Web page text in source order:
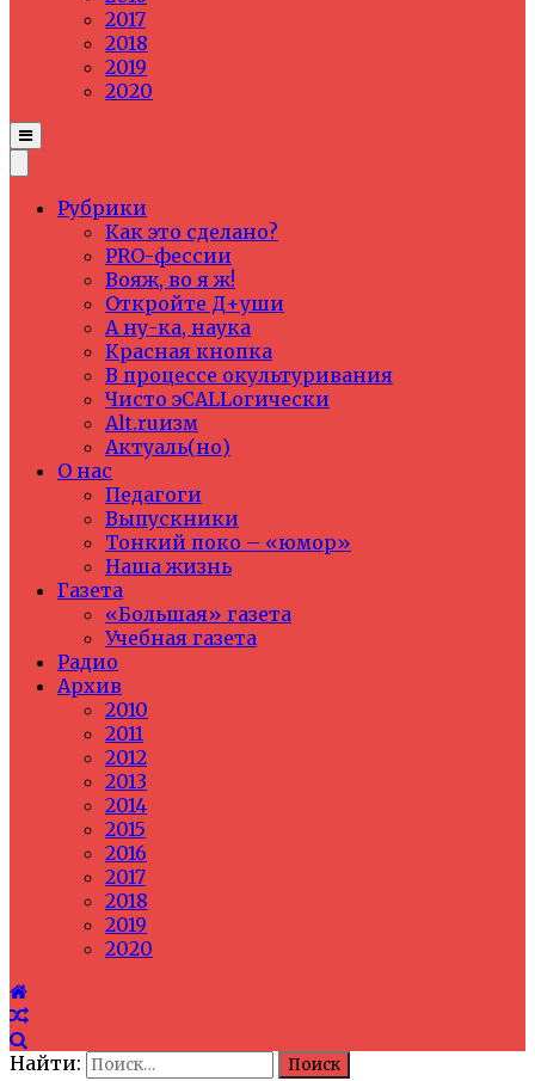
2017
2018
2019
2020
Рубрики
Как это сделано?
PRO-фессии
Вояж, во я ж!
Откройте Д+уши
А ну-ка, наука
Красная кнопка
В процессе окультуривания
Чисто эCALLогически
Alt.ruизм
Актуаль(но)
О нас
Педагоги
Выпускники
Тонкий поко – «юмор»
Наша жизнь
Газета
«Большая» газета
Учебная газета
Радио
Архив
2010
2011
2012
2013
2014
2015
2016
2017
2018
2019
2020
Найти: